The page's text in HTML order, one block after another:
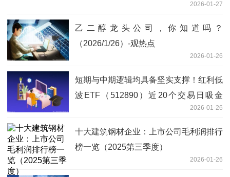
2026-01-27
乙二醇龙头公司，你知道吗？
（2026/1/26）-观热点
2026-01-26
短期与中期逻辑均具备坚实支撑！红利低
波ETF（512890）近20个交易日吸金
2026-01-26
十大建筑钢材企业：上市公司毛利润排行
榜一览（2025第三季度）
2026-01-26